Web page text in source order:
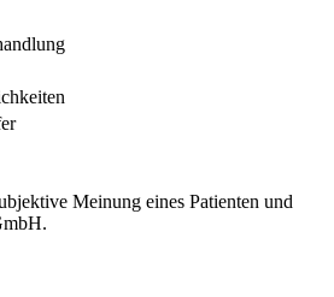
Meinung eines Patienten und